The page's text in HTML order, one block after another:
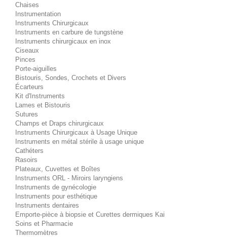
Chaises
Instrumentation
Instruments Chirurgicaux
Instruments en carbure de tungstène
Instruments chirurgicaux en inox
Ciseaux
Pinces
Porte-aiguilles
Bistouris, Sondes, Crochets et Divers
Écarteurs
Kit d'Instruments
Lames et Bistouris
Sutures
Champs et Draps chirurgicaux
Instruments Chirurgicaux à Usage Unique
Instruments en métal stérile à usage unique
Cathéters
Rasoirs
Plateaux, Cuvettes et Boîtes
Instruments ORL - Miroirs laryngiens
Instruments de gynécologie
Instruments pour esthétique
Instruments dentaires
Emporte-pièce à biopsie et Curettes dermiques Kai
Soins et Pharmacie
Thermomètres